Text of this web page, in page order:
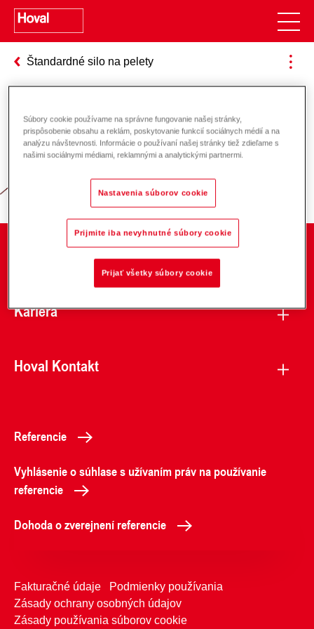
Štandardné silo na pelety
Zodpovednosť za energiu a životné
prostredie
O spoločnosti
Kariéra
Hoval Kontakt
Referencie
Vyhlásenie o súhlase s užívaním práv na používanie
referencie
Dohoda o zverejnení referencie
Fakturačné údaje
Podmienky používania
Zásady ochrany osobných údajov
Zásady používania súborov cookie
Súbory cookie používame na správne fungovanie našej stránky,
prispôsobenie obsahu a reklám, poskytovanie funkcií sociálnych médií a na
analýzu návštevnosti. Informácie o používaní našej stránky tiež zdieľame s
našimi sociálnymi médiami, reklamnými a analytickými partnermi.
Nastavenia súborov cookie
Prijmite iba nevyhnutné súbory cookie
Prijať všetky súbory cookie